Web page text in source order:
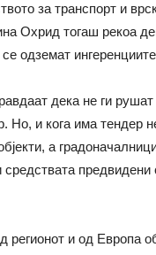
за транспорт и
Охрид тогаш рекоа
одземат
дека не ги
Но, и кога има тендер
а
средствата
регионот и од Европа